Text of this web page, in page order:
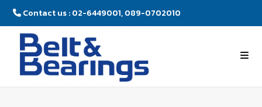
Contact us : 02-6449001, 089-0702010